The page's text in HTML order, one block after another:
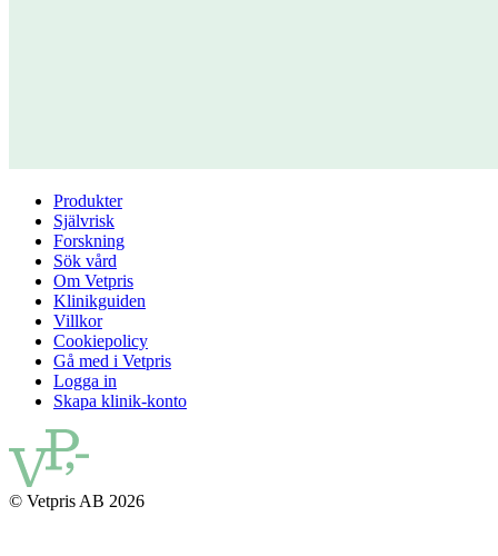
Produkter
Självrisk
Forskning
Sök vård
Om Vetpris
Klinikguiden
Villkor
Cookiepolicy
Gå med i Vetpris
Logga in
Skapa klinik-konto
© Vetpris AB 2026